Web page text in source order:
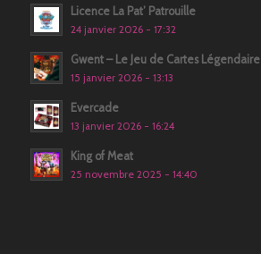
Licence La Pat’ Patrouille
24 janvier 2026 - 17:32
Gwent – Le Jeu de Cartes Légendaire
15 janvier 2026 - 13:13
Evercade
13 janvier 2026 - 16:24
King of Meat
25 novembre 2025 - 14:40